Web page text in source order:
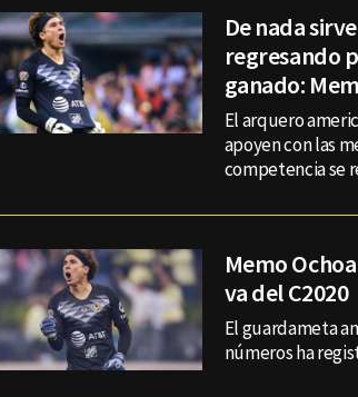
De nada
regresando
ganado:
El arquero
apoyen con las
competencia se
Memo
va del C2020
El guardameta
números ha